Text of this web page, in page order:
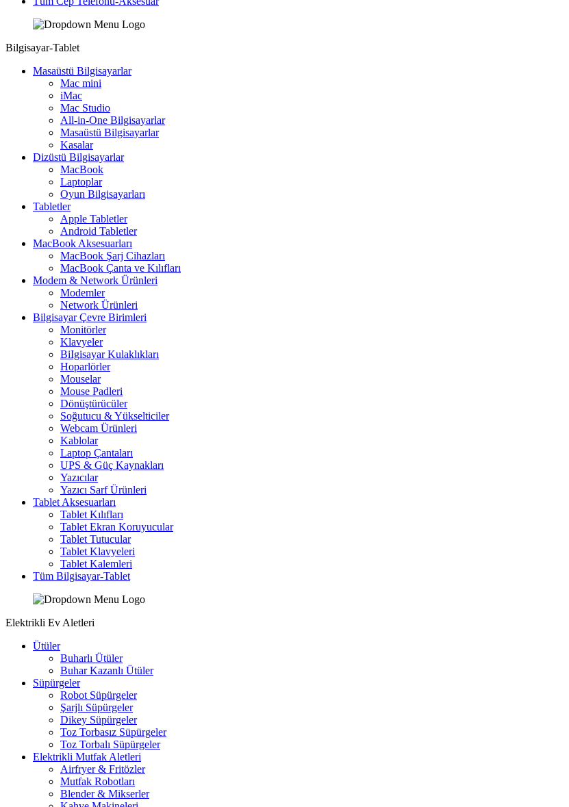
Bilgisayar-Tablet
Masaüstü Bilgisayarlar
Mac mini
iMac
Mac Studio
All-in-One Bilgisayarlar
Masaüstü Bilgisayarlar
Kasalar
Dizüstü Bilgisayarlar
MacBook
Laptoplar
Oyun Bilgisayarları
Tabletler
Apple Tabletler
Android Tabletler
MacBook Aksesuarları
MacBook Şarj Cihazları
MacBook Çanta ve Kılıfları
Modem & Network Ürünleri
Modemler
Network Ürünleri
Bilgisayar Çevre Birimleri
Monitörler
Klavyeler
BiIgisayar Kulaklıkları
Hoparlörler
Mouselar
Mouse Padleri
Dönüştürücüler
Soğutucu & Yükselticiler
Webcam Ürünleri
Kablolar
Laptop Çantaları
UPS & Güç Kaynakları
Yazıcılar
Yazıcı Sarf Ürünleri
Tablet Aksesuarları
Tablet Kılıfları
Tablet Ekran Koruyucular
Tablet Tutucular
Tablet Klavyeleri
Tablet Kalemleri
Tüm Bilgisayar-Tablet
Elektrikli Ev Aletleri
Ütüler
Buharlı Ütüler
Buhar Kazanlı Ütüler
Süpürgeler
Robot Süpürgeler
Şarjlı Süpürgeler
Dikey Süpürgeler
Toz Torbasız Süpürgeler
Toz Torbalı Süpürgeler
Elektrikli Mutfak Aletleri
Airfryer & Fritözler
Mutfak Robotları
Blender & Mikserler